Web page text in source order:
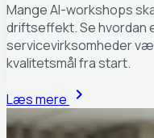
Mange AI-workshops
driftseffekt. Se hvordan
servicevirksomheder
kvalitetsmål fra start.
Læs mere chevron_right